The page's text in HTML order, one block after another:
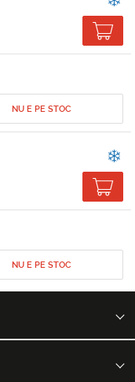
NU E PE STOC
NU E PE STOC